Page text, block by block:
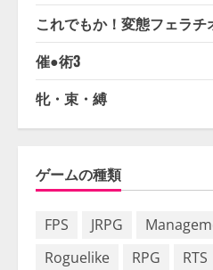
これでもか！変態フェラチ
催●術3
牝・束・縛
ゲームの種類
FPS JRPG
Roguelike
RPG RTS